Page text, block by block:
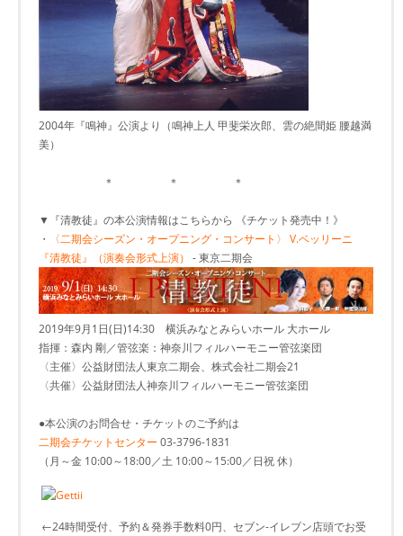
2004年『鳴神』公演より（鳴神上人 甲斐栄次郎、雲の絶間姫 腰越満
美）
＊ ＊ ＊
▼『清教徒』の本公演情報はこちらから 《チケット発売中！》
・
〈二期会シーズン・オープニング・コンサート〉 V.ベッリーニ
『清教徒』（演奏会形式上演） - 東京二期会
2019年9月1日(日)14:30 横浜みなとみらいホール 大ホール
指揮：森内 剛／管弦楽：神奈川フィルハーモニー管弦楽団
〈主催〉公益財団法人東京二期会、株式会社二期会21
〈共催〉公益財団法人神奈川フィルハーモニー管弦楽団
●本公演のお問合せ・チケットのご予約は
二期会チケットセンター 03-3796-1831
（月～金 10:00～18:00／土 10:00～15:00／日祝 休）
←24時間受付、予約＆発券手数料0円、セブン-イレブン店頭でお受